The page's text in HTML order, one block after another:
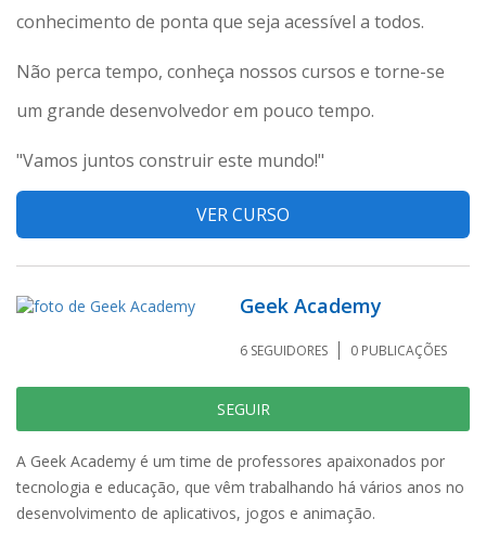
conhecimento de ponta que seja acessível a todos.
Não perca tempo, conheça nossos cursos e torne-se
um grande desenvolvedor em pouco tempo.
"Vamos juntos construir este mundo!"
VER CURSO
Geek Academy
6 SEGUIDORES 0 PUBLICAÇÕES
SEGUIR
A Geek Academy é um time de professores apaixonados por
tecnologia e educação, que vêm trabalhando há vários anos no
desenvolvimento de aplicativos, jogos e animação.